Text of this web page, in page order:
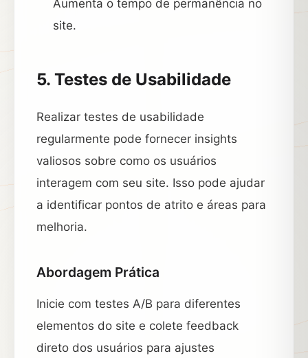
Aumenta o tempo de permanência no
site.
5. Testes de Usabilidade
Realizar testes de usabilidade
regularmente pode fornecer insights
valiosos sobre como os usuários
interagem com seu site. Isso pode ajudar
a identificar pontos de atrito e áreas para
melhoria.
Abordagem Prática
Inicie com testes A/B para diferentes
elementos do site e colete feedback
direto dos usuários para ajustes